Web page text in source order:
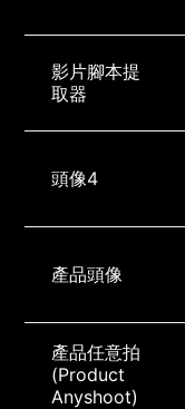
影片腳本提
取器
頭像4
產品頭像
產品任意拍
(Product
Anyshoot)